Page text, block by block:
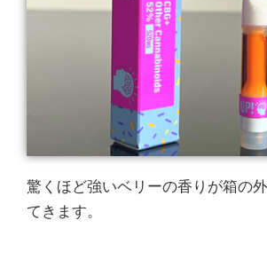
驚くほど強いベリーの香りが箱の
てきます。